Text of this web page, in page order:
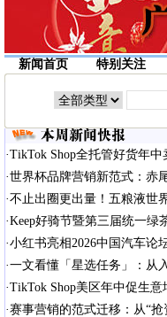
新闻首页 特别关注
·TikTok Shop全托管好货年
·世界杯品牌营销新范式：赤
·不止出圈更出量！五粮液世
·Keep好骑节暨第三届统一绿
·小红书亮相2026中国汽车论
·一文看懂「星选任务」：从
·TikTok Shop美区年中促生意
·赛事营销的范式迁移：从“抢